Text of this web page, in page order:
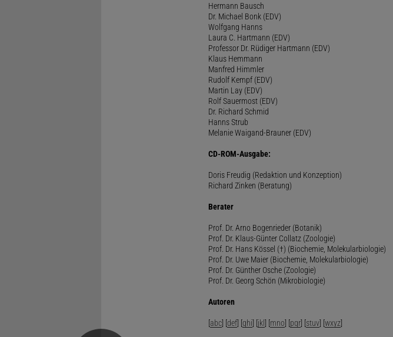
Hermann Bausch
Dr. Michael Bonk (EDV)
Wolfgang Hanns
Laura C. Hartmann (EDV)
Professor Dr. Rüdiger Hartmann (EDV)
Klaus Hemmann
Manfred Himmler
Rudolf Kempf (EDV)
Martin Lay (EDV)
Rolf Sauermost (EDV)
Dr. Richard Schmid
Hanns Strub
Melanie Waigand-Brauner (EDV)
CD-ROM-Ausgabe:
Doris Freudig (Redaktion und Konzeption)
Richard Zinken (Beratung)
Berater
Prof. Dr. Arno Bogenrieder (Botanik)
Prof. Dr. Klaus-Günter Collatz (Zoologie)
Prof. Dr. Hans Kössel (†) (Biochemie, Molekularbiologie)
Prof. Dr. Uwe Maier (Biochemie, Molekularbiologie)
Prof. Dr. Günther Osche (Zoologie)
Prof. Dr. Georg Schön (Mikrobiologie)
Autoren
[abc] [def] [ghi] [jkl] [mno] [pqr] [stuv] [wxyz]